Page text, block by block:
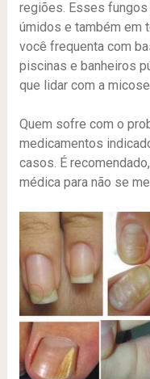
regiões. Esses
úmidos e também em
você frequenta com
piscinas e banheiros
que lidar com a
Quem sofre com o
medicamentos
casos. É
médica para não se